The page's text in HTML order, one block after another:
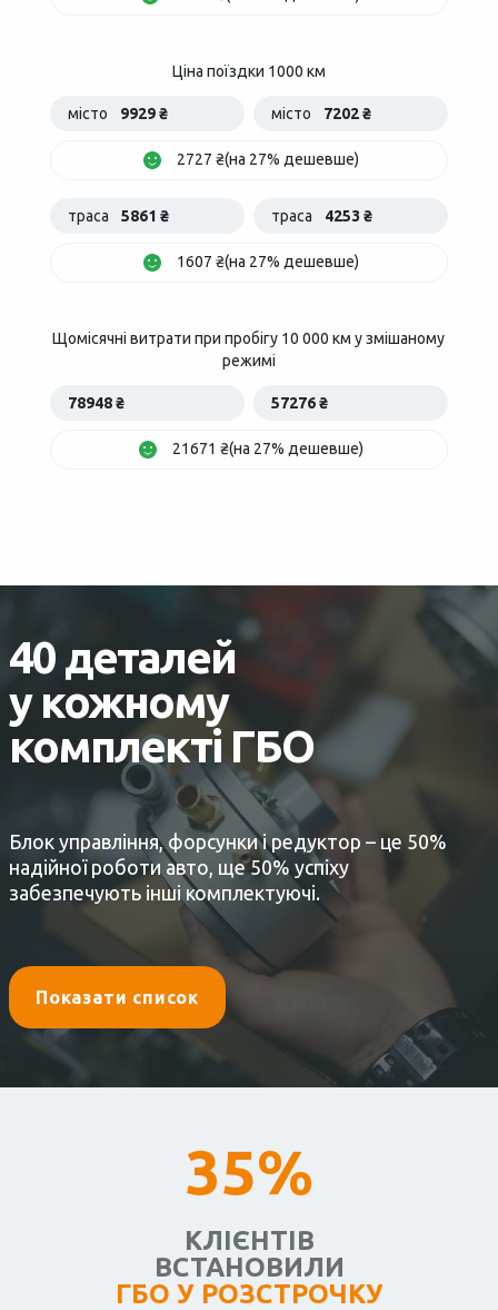
Ціна поїздки 1000 км
місто 9929 ₴ місто 7202 ₴
2727 ₴(на 27% дешевше)
траса 5861 ₴ траса 4253 ₴
1607 ₴(на 27% дешевше)
Щомісячні витрати при пробігу 10 000 км у змішаному
режимі
78948 ₴ 57276 ₴
21671 ₴(на 27% дешевше)
40 деталей
у кожному
комплекті ГБО
Блок управління, форсунки і редуктор – це 50%
надійної роботи авто, ще 50% успіху
забезпечують інші комплектуючі.
Показати список
35%
КЛІЄНТІВ
ВСТАНОВИЛИ
ГБО У РОЗСТРОЧКУ